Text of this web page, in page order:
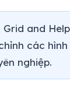
and
các
nghiệp.